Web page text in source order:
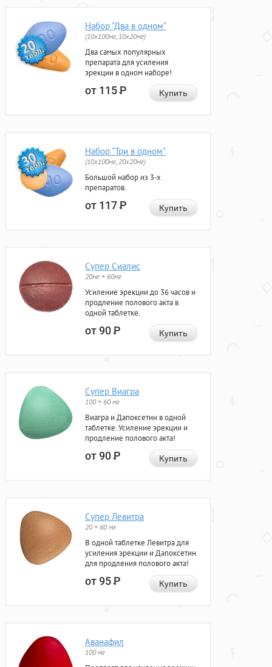
Набор "Два в одном"
(10x100мг, 10x20мг)
Два самых популярных
препарата для усиления
эрекции в одном наборе!
от 115Р Купить
Набор "Три в одном"
(10x100мг, 20x20мг)
Большой набор из 3-х
препаратов.
от 117Р Купить
Супер Сиалис
20мг + 60мг
Усиление эрекции до 36 часов и
продление полового акта в
одной таблетке.
от 90Р Купить
Супер Виагра
100 + 60 мг
Виагра и Дапоксетин в одной
таблетке. Усиление эрекции и
продление полового акта!
от 90Р Купить
Супер Левитра
20 + 60 мг
В одной таблетке Левитра для
усиления эрекции и Дапоксетин
для продления полового акта!
от 95Р Купить
Аванафил
100 мг